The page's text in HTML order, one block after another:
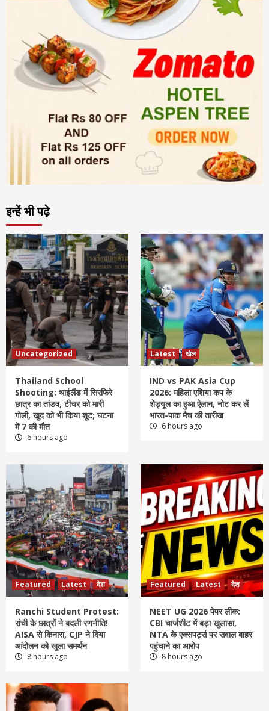
इन्हें भी पढ़े
Uncategorized
Thailand School
Shooting: थाईलैंड में सिरफिरे
छात्र का तांडव, टीचर को मारी
गोली, खुद को भी किया शूट; घटना
में 7 की मौत
6 hours ago
Latest खेल
IND vs PAK Asia Cup
2026: महिला एशिया कप के
शेड्यूल का हुआ ऐलान, नोट कर लें
भारत-पाक मैच की तारीख
6 hours ago
Featured Latest देश
Ranchi Student Protest:
रांची के छात्रों ने बदली रणनीति!
AISA से किनारा, CJP ने दिया
आंदोलन को खुला समर्थन
8 hours ago
Featured Latest देश
NEET UG 2026 पेपर लीक:
CBI चार्जशीट में बड़ा खुलासा,
NTA के एक्सपर्ट्स पर सवाल बाहर
पहुंचाने का आरोप
8 hours ago